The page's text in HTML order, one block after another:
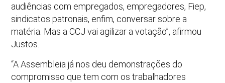
audiências com empregados, empregadores, Fiep,
sindicatos patronais, enfim, conversar sobre a
matéria. Mas a CCJ vai agilizar a votação”, afirmou
Justos.
“A Assembleia já nos deu demonstrações do
compromisso que tem com os trabalhadores